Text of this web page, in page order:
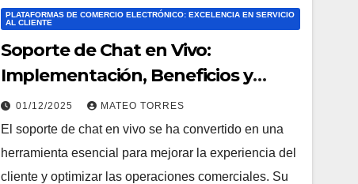
PLATAFORMAS DE COMERCIO ELECTRÓNICO: EXCELENCIA EN SERVICIO
AL CLIENTE
Soporte de Chat en Vivo:
Implementación, Beneficios y
Mejores Prácticas
01/12/2025 MATEO TORRES
El soporte de chat en vivo se ha convertido en una
herramienta esencial para mejorar la experiencia del
cliente y optimizar las operaciones comerciales. Su